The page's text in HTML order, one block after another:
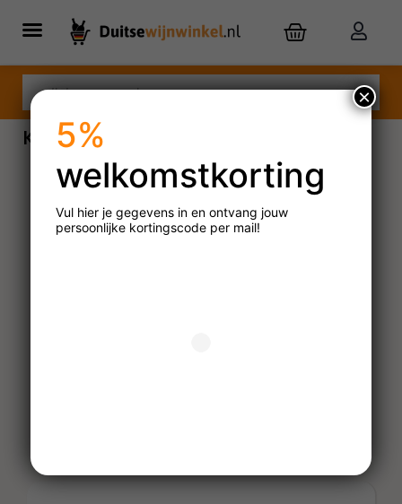
Kaartje wijnkist
5%
welkomstkorting
Vul hier je gegevens in en ontvang jouw
persoonlijke kortingscode per mail!
×